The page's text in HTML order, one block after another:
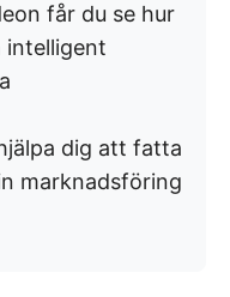
får du se hur
dig att fatta
marknadsföring